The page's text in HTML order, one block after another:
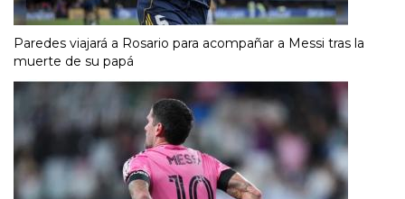
Paredes viajará a Rosario para acompañar a Messi tras la
muerte de su papá